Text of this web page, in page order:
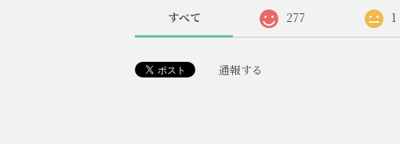
すべて 277 1
通報する